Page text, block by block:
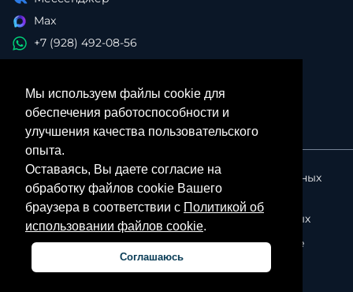
Мы используем файлы cookie для
обеспечения работоспособности и
улучшения качества пользовательского
опыта.
Оставаясь, Вы даете согласие на
обработку файлов cookie Вашего
браузера в соответствии с Политикой об
использовании файлов cookie.
Соглашаюсь
Max
+7 (928) 492-08-56
Политика в отношении обработки персональных
данных
Согласие на обработку персональных данных
Политика об использовании файлов cookie